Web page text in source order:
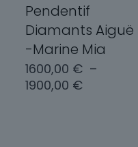
Pendentif
Diamants Aiguë
-Marine Mia
1600,00 € –
1900,00 €Plage